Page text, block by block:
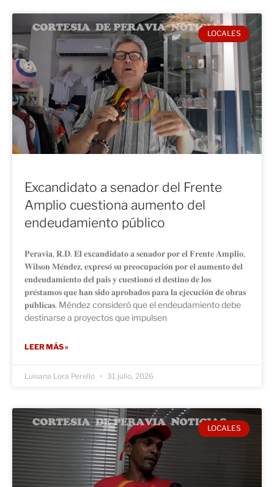
LOCALES
Excandidato a senador del Frente
Amplio cuestiona aumento del
endeudamiento público
𝐏𝐞𝐫𝐚𝐯𝐢𝐚, 𝐑.𝐃. 𝐄𝐥 𝐞𝐱𝐜𝐚𝐧𝐝𝐢𝐝𝐚𝐭𝐨 𝐚 𝐬𝐞𝐧𝐚𝐝𝐨𝐫 𝐩𝐨𝐫 𝐞𝐥 𝐅𝐫𝐞𝐧𝐭𝐞 𝐀𝐦𝐩𝐥𝐢𝐨,
𝐖𝐢𝐥𝐬𝐨𝐧 𝐌𝐞́𝐧𝐝𝐞𝐳, 𝐞𝐱𝐩𝐫𝐞𝐬𝐨́ 𝐬𝐮 𝐩𝐫𝐞𝐨𝐜𝐮𝐩𝐚𝐜𝐢𝐨́𝐧 𝐩𝐨𝐫 𝐞𝐥 𝐚𝐮𝐦𝐞𝐧𝐭𝐨 𝐝𝐞𝐥
𝐞𝐧𝐝𝐞𝐮𝐝𝐚𝐦𝐢𝐞𝐧𝐭𝐨 𝐝𝐞𝐥 𝐩𝐚𝐢́𝐬 𝐲 𝐜𝐮𝐞𝐬𝐭𝐢𝐨𝐧𝐨́ 𝐞𝐥 𝐝𝐞𝐬𝐭𝐢𝐧𝐨 𝐝𝐞 𝐥𝐨𝐬
𝐩𝐫𝐞́𝐬𝐭𝐚𝐦𝐨𝐬 𝐪𝐮𝐞 𝐡𝐚𝐧 𝐬𝐢𝐝𝐨 𝐚𝐩𝐫𝐨𝐛𝐚𝐝𝐨𝐬 𝐩𝐚𝐫𝐚 𝐥𝐚 𝐞𝐣𝐞𝐜𝐮𝐜𝐢𝐨́𝐧 𝐝𝐞 𝐨𝐛𝐫𝐚𝐬
𝐩𝐮́𝐛𝐥𝐢𝐜𝐚𝐬. Méndez consideró que el endeudamiento debe
destinarse a proyectos que impulsen
LEER MÁS »
Luisana Lora Perello 31 julio, 2026
LOCALES